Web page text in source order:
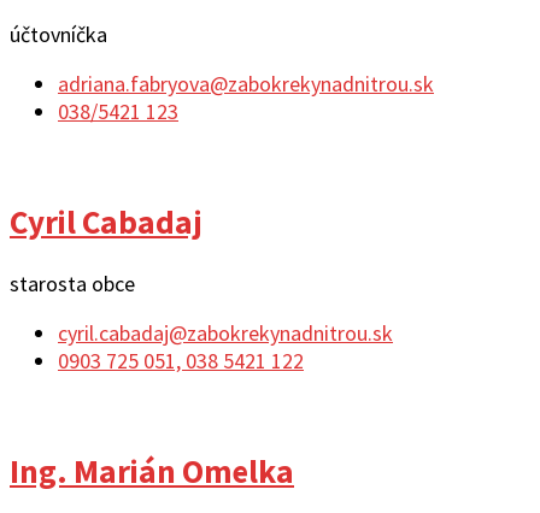
účtovníčka
adriana.fabryova@zabokrekynadnitrou.sk
038/5421 123
Cyril Cabadaj
starosta obce
cyril.cabadaj@zabokrekynadnitrou.sk
0903 725 051, 038 5421 122
Ing. Marián Omelka